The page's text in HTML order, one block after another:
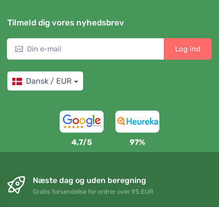
Tilmeld dig vores nyhedsbrev
Log ind
Dansk / EUR
4,7/5 97%
Næste dag og uden beregning
Gratis forsendelse for ordrer over 95 EUR